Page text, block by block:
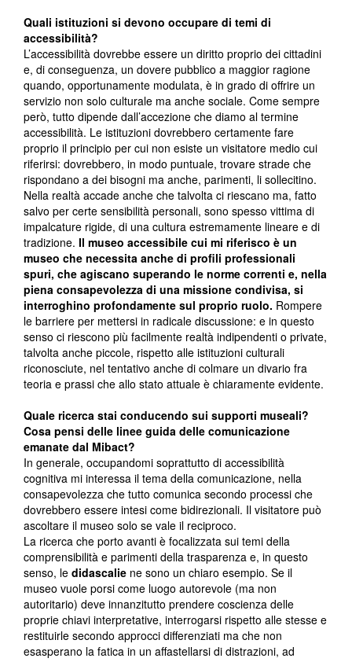
Quali istituzioni si devono occupare di temi di
accessibilità?
L’accessibilità dovrebbe essere un diritto proprio dei cittadini
e, di conseguenza, un dovere pubblico a maggior ragione
quando, opportunamente modulata, è in grado di offrire un
servizio non solo culturale ma anche sociale. Come sempre
però, tutto dipende dall’accezione che diamo al termine
accessibilità. Le istituzioni dovrebbero certamente fare
proprio il principio per cui non esiste un visitatore medio cui
riferirsi: dovrebbero, in modo puntuale, trovare strade che
rispondano a dei bisogni ma anche, parimenti, li sollecitino.
Nella realtà accade anche che talvolta ci riescano ma, fatto
salvo per certe sensibilità personali, sono spesso vittima di
impalcature rigide, di una cultura estremamente lineare e di
tradizione. Il museo accessibile cui mi riferisco è un
museo che necessita anche di profili professionali
spuri, che agiscano superando le norme correnti e, nella
piena consapevolezza di una missione condivisa, si
interroghino profondamente sul proprio ruolo. Rompere
le barriere per mettersi in radicale discussione: e in questo
senso ci riescono più facilmente realtà indipendenti o private,
talvolta anche piccole, rispetto alle istituzioni culturali
riconosciute, nel tentativo anche di colmare un divario fra
teoria e prassi che allo stato attuale è chiaramente evidente.
Quale ricerca stai conducendo sui supporti museali?
Cosa pensi delle linee guida delle comunicazione
emanate dal Mibact?
In generale, occupandomi soprattutto di accessibilità
cognitiva mi interessa il tema della comunicazione, nella
consapevolezza che tutto comunica secondo processi che
dovrebbero essere intesi come bidirezionali. Il visitatore può
ascoltare il museo solo se vale il reciproco.
La ricerca che porto avanti è focalizzata sui temi della
comprensibilità e parimenti della trasparenza e, in questo
senso, le didascalie ne sono un chiaro esempio. Se il
museo vuole porsi come luogo autorevole (ma non
autoritario) deve innanzitutto prendere coscienza delle
proprie chiavi interpretative, interrogarsi rispetto alle stesse e
restituirle secondo approcci differenziati ma che non
esasperano la fatica in un affastellarsi di distrazioni, ad